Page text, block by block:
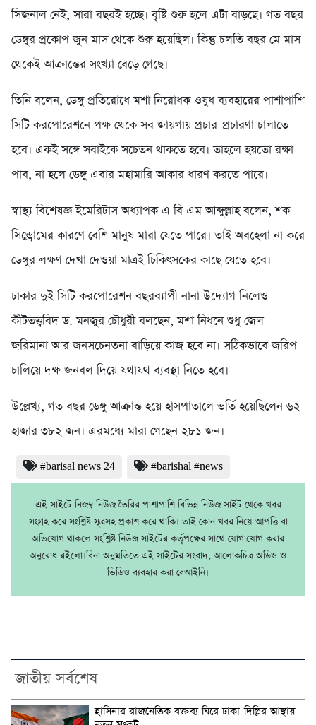
সিজনাল নেই, সারা বছরই হচ্ছে। বৃষ্টি শুরু হলে এটা বাড়ছে। গত বছর
ডেঙ্গুর প্রকোপ জুন মাস থেকে শুরু হয়েছিল। কিন্তু চলতি বছর মে মাস
থেকেই আক্রান্তের সংখ্যা বেড়ে গেছে।
তিনি বলেন, ডেঙ্গু প্রতিরোধে মশা নিরোধক ওষুধ ব্যবহারের পাশাপাশি
সিটি করপোরেশনে পক্ষ থেকে সব জায়গায় প্রচার-প্রচারণা চালাতে
হবে। একই সঙ্গে সবাইকে সচেতন থাকতে হবে। তাহলে হয়তো রক্ষা
পাব, না হলে ডেঙ্গু এবার মহামারি আকার ধারণ করতে পারে।
স্বাস্থ্য বিশেষজ্ঞ ইমেরিটাস অধ্যাপক এ বি এম আব্দুল্লাহ বলেন, শক
সিন্ড্রোমের কারণে বেশি মানুষ মারা যেতে পারে। তাই অবহেলা না করে
ডেঙ্গুর লক্ষণ দেখা দেওয়া মাত্রই চিকিৎসকের কাছে যেতে হবে।
ঢাকার দুই সিটি করপোরেশন বছরব্যাপী নানা উদ্যোগ নিলেও
কীটতত্ত্ববিদ ড. মনজুর চৌধুরী বলছেন, মশা নিধনে শুধু জেল-
জরিমানা আর জনসচেনতনা বাড়িয়ে কাজ হবে না। সঠিকভাবে জরিপ
চালিয়ে দক্ষ জনবল দিয়ে যথাযথ ব্যবস্থা নিতে হবে।
উল্লেখ্য, গত বছর ডেঙ্গু আক্রান্ত হয়ে হাসপাতালে ভর্তি হয়েছিলেন ৬২
হাজার ৩৮২ জন। এরমধ্যে মারা গেছেন ২৮১ জন।
#barisal news 24 #barishal #news
এই সাইটে নিজম্ব নিউজ তৈরির পাশাপাশি বিভিন্ন নিউজ সাইট থেকে খবর
সংগ্রহ করে সংশ্লিষ্ট সূত্রসহ প্রকাশ করে থাকি। তাই কোন খবর নিয়ে আপত্তি বা
অভিযোগ থাকলে সংশ্লিষ্ট নিউজ সাইটের কর্তৃপক্ষের সাথে যোগাযোগ করার
অনুরোধ রইলো।বিনা অনুমতিতে এই সাইটের সংবাদ, আলোকচিত্র অডিও ও
ভিডিও ব্যবহার করা বেআইনি।
জাতীয় সর্বশেষ
হাসিনার রাজনৈতিক বক্তব্য ঘিরে ঢাকা-দিল্লির আস্থায়